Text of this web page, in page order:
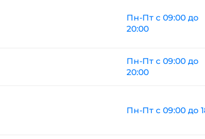
Пн-Пт с 09:00 до
20:00
Пн-Пт с 09:00 до
20:00
Пн-Пт с 09:00 до